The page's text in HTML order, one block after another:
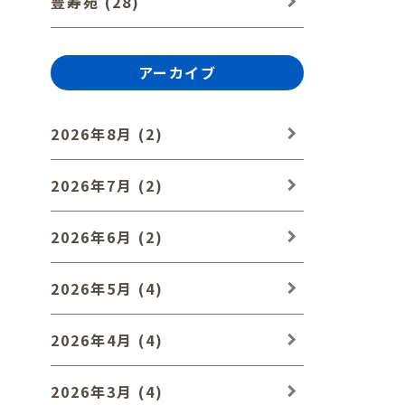
アーカイブ
2026年8月 (2)
2026年7月 (2)
2026年6月 (2)
2026年5月 (4)
2026年4月 (4)
2026年3月 (4)